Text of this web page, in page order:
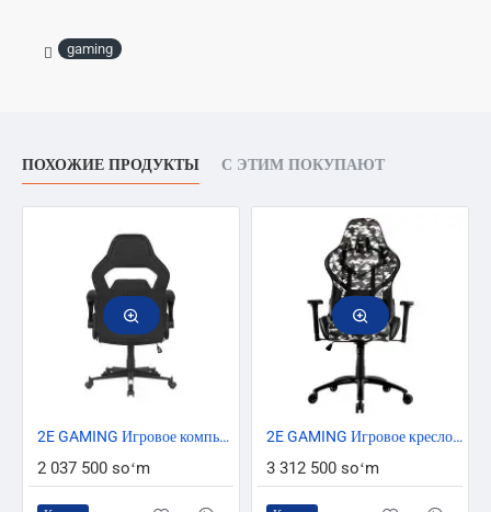
gaming
ПОХОЖИЕ ПРОДУКТЫ С ЭТИМ ПОКУПАЮТ
2E GAMING Игровое компьютерное кресло HEBI Черное/белое
2 037 500 soʻm
2E GAMING Игровое кресло HIBAGON Black/Camo
3 312 500 soʻm